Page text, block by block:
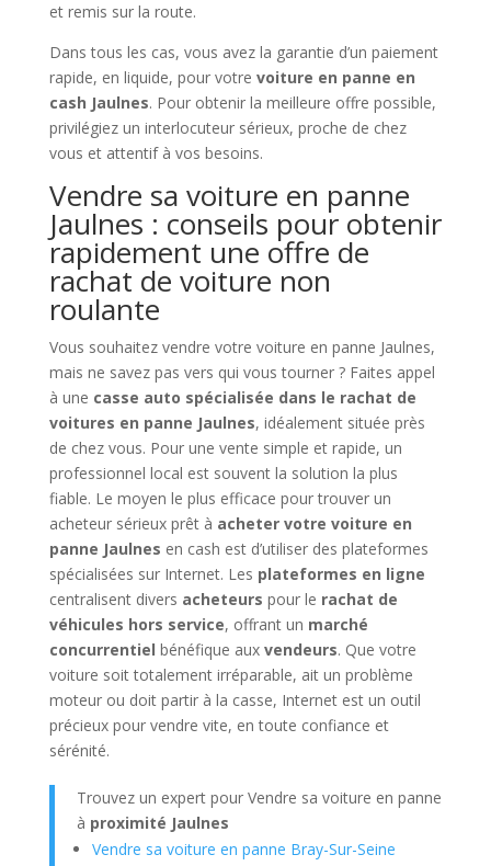
et remis sur la route.
Dans tous les cas, vous avez la garantie d’un paiement
rapide, en liquide, pour votre voiture en panne en
cash Jaulnes. Pour obtenir la meilleure offre possible,
privilégiez un interlocuteur sérieux, proche de chez
vous et attentif à vos besoins.
Vendre sa voiture en panne
Jaulnes : conseils pour obtenir
rapidement une offre de
rachat de voiture non
roulante
Vous souhaitez vendre votre voiture en panne Jaulnes,
mais ne savez pas vers qui vous tourner ? Faites appel
à une casse auto spécialisée dans le rachat de
voitures en panne Jaulnes, idéalement située près
de chez vous. Pour une vente simple et rapide, un
professionnel local est souvent la solution la plus
fiable. Le moyen le plus efficace pour trouver un
acheteur sérieux prêt à acheter votre voiture en
panne Jaulnes en cash est d’utiliser des plateformes
spécialisées sur Internet. Les plateformes en ligne
centralisent divers acheteurs pour le rachat de
véhicules hors service, offrant un marché
concurrentiel bénéfique aux vendeurs. Que votre
voiture soit totalement irréparable, ait un problème
moteur ou doit partir à la casse, Internet est un outil
précieux pour vendre vite, en toute confiance et
sérénité.
Trouvez un expert pour Vendre sa voiture en panne
à proximité Jaulnes
Vendre sa voiture en panne Bray-Sur-Seine